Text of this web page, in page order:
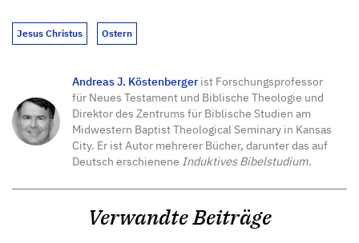
Jesus Christus Ostern
Andreas J. Köstenbergerist Forschungsprofessor
für Neues Testament und Biblische Theologie und
Direktor des Zentrums für Biblische Studien am
Midwestern Baptist Theological Seminary in Kansas
City. Er ist Autor mehrerer Bücher, darunter das auf
Deutsch erschienene Induktives Bibelstudium.
Verwandte Beiträge